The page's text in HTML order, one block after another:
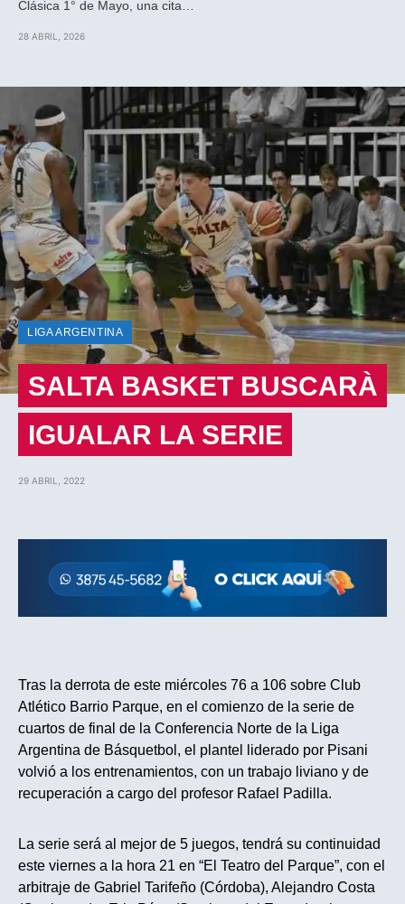
Clásica 1° de Mayo, una cita…
28 ABRIL, 2026
LIGA ARGENTINA
SALTA BASKET BUSCARÀ
IGUALAR LA SERIE
29 ABRIL, 2022
Tras la derrota de este miércoles 76 a 106 sobre Club
Atlético Barrio Parque, en el comienzo de la serie de
cuartos de final de la Conferencia Norte de la Liga
Argentina de Básquetbol, el plantel liderado por Pisani
volvió a los entrenamientos, con un trabajo liviano y de
recuperación a cargo del profesor Rafael Padilla.
La serie será al mejor de 5 juegos, tendrá su continuidad
este viernes a la hora 21 en “El Teatro del Parque”, con el
arbitraje de Gabriel Tarifeño (Córdoba), Alejandro Costa